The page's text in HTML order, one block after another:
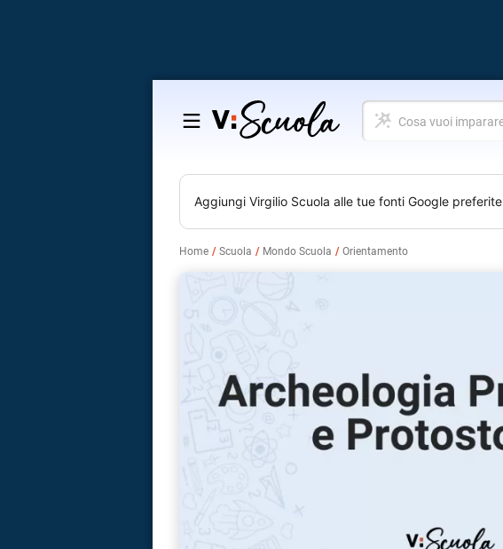
Salta
contenuto
Cosa
vuoi
Aggiungi Virgilio Scuola alle tue fonti Google preferite
Home Scuola Mondo Scuola Orientamento